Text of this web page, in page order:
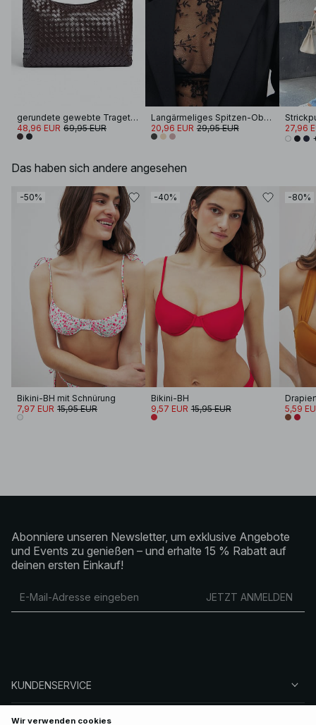
gerundete gewebte Tragetasche
48,96 EUR 69,95 EUR
Langärmeliges Spitzen-Oberteil
20,96 EUR 29,95 EUR
27,96
Das haben sich andere angesehen
-50%
Bikini-BH mit Schnürung
7,97 EUR 15,95 EUR
-40%
Bikini-BH
9,57 EUR 15,95 EUR
-80%
5,59
Abonniere unseren Newsletter, um exklusive Angebote
und Events zu genießen – und erhalte 15 % Rabatt auf
deinen ersten Einkauf!
JETZT ANMELDEN
KUNDENSERVICE
ÜBER NA-KD